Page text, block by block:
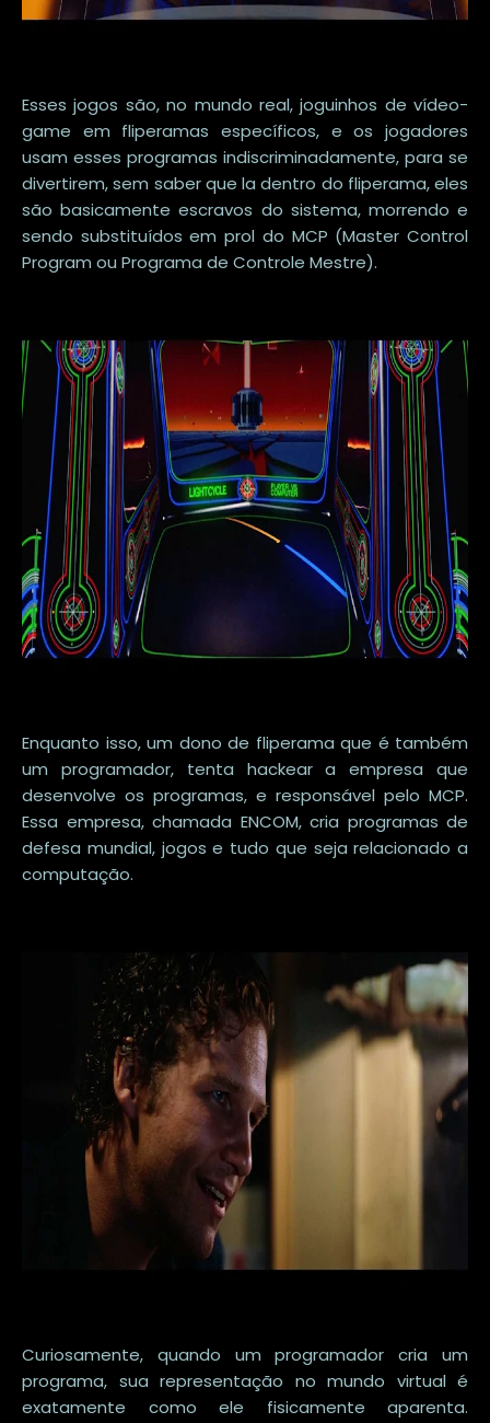
Esses jogos são, no mundo real, joguinhos de vídeo-
game em fliperamas específicos, e os jogadores
usam esses programas indiscriminadamente, para se
divertirem, sem saber que la dentro do fliperama, eles
são basicamente escravos do sistema, morrendo e
sendo substituídos em prol do MCP (Master Control
Program ou Programa de Controle Mestre).
Enquanto isso, um dono de fliperama que é também
um programador, tenta hackear a empresa que
desenvolve os programas, e responsável pelo MCP.
Essa empresa, chamada ENCOM, cria programas de
defesa mundial, jogos e tudo que seja relacionado a
computação.
Curiosamente, quando um programador cria um
programa, sua representação no mundo virtual é
exatamente como ele fisicamente aparenta.